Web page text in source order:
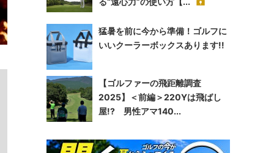
猛暑を前に今から準備！ゴルフに
いいクーラーボックスあります!!
【ゴルファーの飛距離調査
2025】＜前編＞220Yは飛ばし
屋!? 男性アマ140...